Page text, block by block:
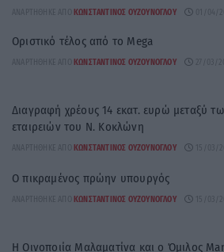
ΚΩΝΣΤΑΝΤΊΝΟΣ ΟΥΖΟΎΝΟΓΛΟΥ
Οριστικό τέλος από το Mega
ΚΩΝΣΤΑΝΤΊΝΟΣ ΟΥΖΟΎΝΟΓΛΟΥ
Διαγραφή χρέους 14 εκατ. ευρώ μεταξύ
εταιρειών του Ν. Κοκλώνη
ΑΝΑΡΤΉΘΗΚΕ ΑΠΌ ΚΩΝΣΤΑΝΤΊΝΟΣ ΟΥΖΟΎΝΟΓΛΟΥ
Ο πικραμένος πρώην υπουργός
ΚΩΝΣΤΑΝΤΊΝΟΣ ΟΥΖΟΎΝΟΓΛΟΥ
Η Οινοποιία Μαλαματίνα και ο Όμιλος